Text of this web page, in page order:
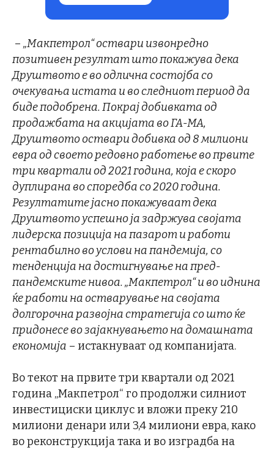
– „Макпетрол“ оствари извонредно
позитивен резултат што покажува дека
Друштвото е во одлична состојба со
очекувања истата и во следниот период да
биде подобрена. Покрај добивката од
продажбата на акцијата во ГА-МА,
Друштвото оствари добивка од 8 милиони
евра од своето редовно работење во првите
три квартали од 2021 година, која е скоро
дуплирана во споредба со 2020 година.
Резултатите јасно покажуваат дека
Друштвото успешно ја задржува својата
лидерска позиција на пазарот и работи
рентабилно во услови на пандемија, со
тенденција на достигнување на пред-
пандемските нивоа. „Макпетрол“ и во иднина
ќе работи на остварување на својата
долгорочна развојна стратегија со што ќе
придонесе во зајакнувањето на домашната
економија – истакнуваат од компанијата.
Во текот на првите три квартали од 2021
година „Макпетрол“ го продолжи силниот
инвестициски циклус и вложи преку 210
милиони денари или 3,4 милиони евра, како
во реконструкција така и во изградба на